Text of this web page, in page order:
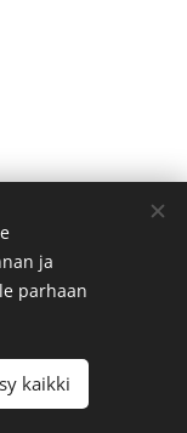
ja
parhaan
kaikki